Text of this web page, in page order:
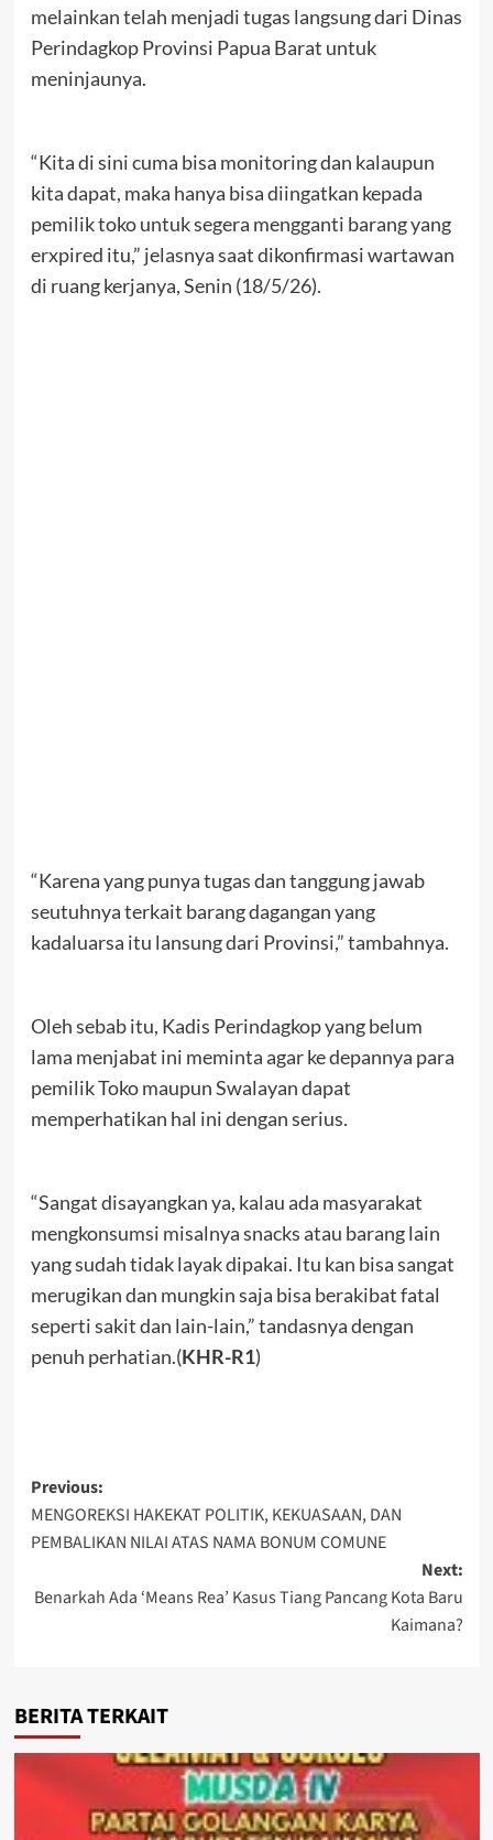
melainkan telah menjadi tugas langsung dari Dinas
Perindagkop Provinsi Papua Barat untuk
meninjaunya.
“Kita di sini cuma bisa monitoring dan kalaupun
kita dapat, maka hanya bisa diingatkan kepada
pemilik toko untuk segera mengganti barang yang
erxpired itu,” jelasnya saat dikonfirmasi wartawan
di ruang kerjanya, Senin (18/5/26).
“Karena yang punya tugas dan tanggung jawab
seutuhnya terkait barang dagangan yang
kadaluarsa itu lansung dari Provinsi,” tambahnya.
Oleh sebab itu, Kadis Perindagkop yang belum
lama menjabat ini meminta agar ke depannya para
pemilik Toko maupun Swalayan dapat
memperhatikan hal ini dengan serius.
“Sangat disayangkan ya, kalau ada masyarakat
mengkonsumsi misalnya snacks atau barang lain
yang sudah tidak layak dipakai. Itu kan bisa sangat
merugikan dan mungkin saja bisa berakibat fatal
seperti sakit dan lain-lain,” tandasnya dengan
penuh perhatian.(KHR-R1)
Post
navigation
Previous:
MENGOREKSI HAKEKAT POLITIK, KEKUASAAN, DAN
PEMBALIKAN NILAI ATAS NAMA BONUM COMUNE
Next:
Benarkah Ada ‘Means Rea’ Kasus Tiang Pancang Kota Baru
Kaimana?
BERITA TERKAIT